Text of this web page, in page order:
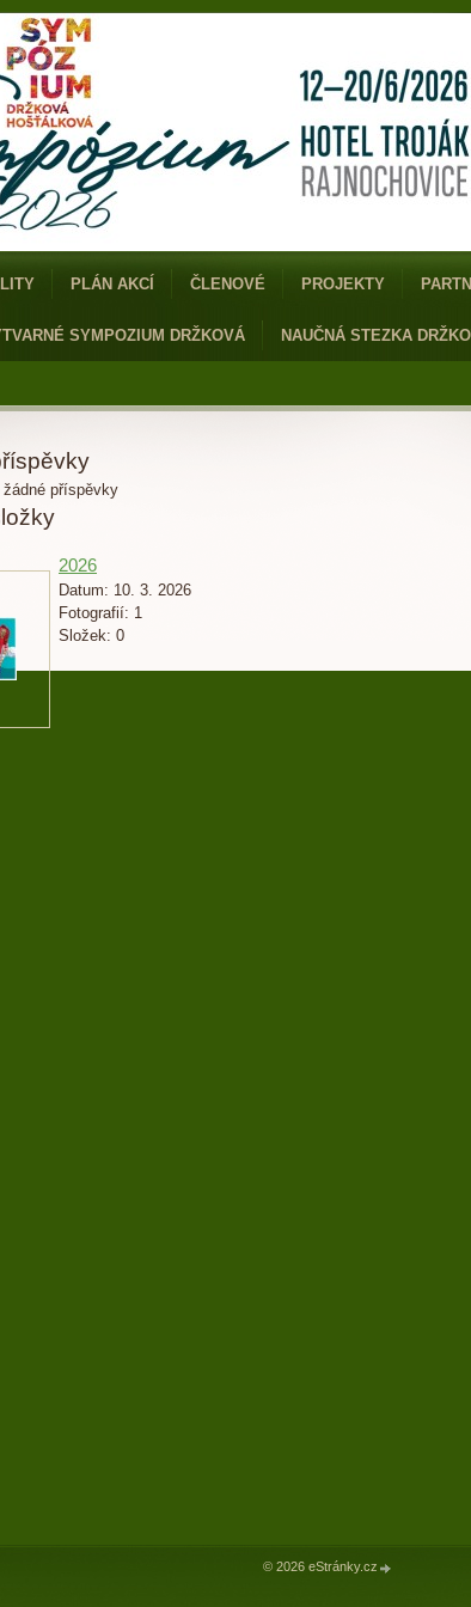
PLÁN AKCÍ ČLENOVÉ PROJEKTY
SYMPOZIUM DRŽKOVÁ NAUČNÁ STEZKA
žádné příspěvky
2026
Datum: 10. 3. 2026
Fotografií: 1
Složek: 0
© 2026 eStránky.cz